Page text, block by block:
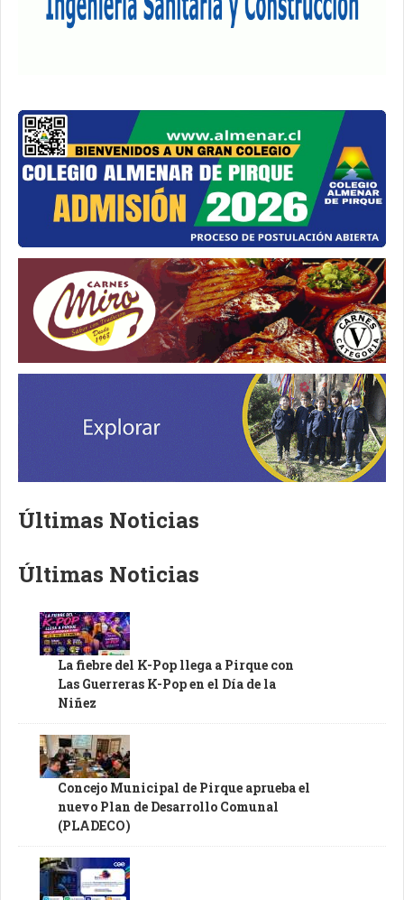
Últimas Noticias
Últimas Noticias
La fiebre del K-Pop llega a Pirque con
Las Guerreras K-Pop en el Día de la
Niñez
Concejo Municipal de Pirque aprueba el
nuevo Plan de Desarrollo Comunal
(PLADECO)